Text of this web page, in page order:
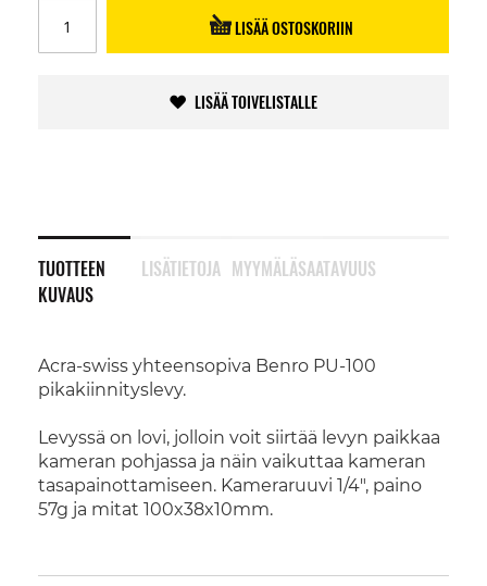
LISÄÄ OSTOSKORIIN
LISÄÄ TOIVELISTALLE
TUOTTEEN
KUVAUS
Acra-swiss yhteensopiva Benro PU-100
pikakiinnityslevy.
Levyssä on lovi, jolloin voit siirtää levyn paikkaa
kameran pohjassa ja näin vaikuttaa kameran
tasapainottamiseen. Kameraruuvi 1/4", paino
57g ja mitat 100x38x10mm.
LISÄTIETOJA MYYMÄLÄSAATAVUUS